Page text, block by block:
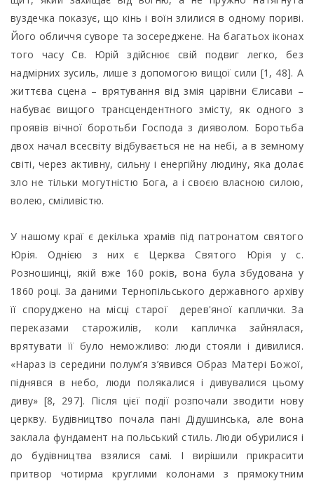
вуздечка показує, що кінь і воїн злилися в одному пориві.
Його обличчя суворе та зосереджене. На багатьох іконах
того часу Св. Юрій здійснює свій подвиг легко, без
надмірних зусиль, лише з допомогою вищої сили [1, 48]. А
життєва сцена – врятування від змія царівни Єлисави –
набуває вищого трансцендентного змісту, як одного з
проявів вічної боротьби Господа з дияволом. Боротьба
двох начал всесвіту відбувається не на небі, а в земному
світі, через активну, сильну і енергійну людину, яка долає
зло не тільки могутністю Бога, а і своєю власною силою,
волею, сміливістю.
У нашому краї є декілька храмів під патронатом святого
Юрія. Однією з них є Церква Святого Юрія у с.
Розношинці, якій вже 160 років, вона була збудована у
1860 році. За даними Тернопільського державного архіву
її споруджено на місці старої дерев'яної каплички. За
переказами старожилів, коли капличка зайнялася,
врятувати її було неможливо: люди стояли і дивилися.
«Нараз із середини полум’я з’явився Образ Матері Божої,
піднявся в небо, люди полякалися і дивувалися цьому
диву» [8, 297]. Після цієї події розпочали зводити нову
церкву. Будівництво почала пані Дідушинська, але вона
заклала фундамент на польський стиль. Люди обурилися і
до будівництва взялися самі. І вирішили прикрасити
притвор чотирма круглими колонами з прямокутним